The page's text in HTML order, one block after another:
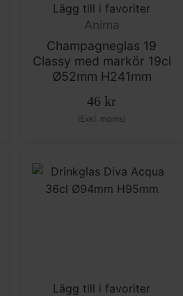
Lägg till i favoriter
Anima
Champagneglas 19
Classy med markör 19cl
Ø52mm H241mm
46 kr
(Exkl. moms)
Lägg till i favoriter